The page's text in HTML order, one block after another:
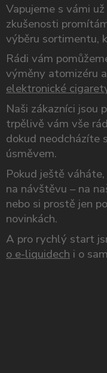
Vapujeme s vámi
zkušenosti
výběru sortimentu,
Rádi vám
výměny atomizéru
elektronické
Naši zákazníci jsou
trpělivě vám vše
dokud neodcházíte
úsměvem.
Pokud ještě
na návštěvu – na
nebo si prostě jen
novinkách.
A pro rychlý start
o e-liquidech i o